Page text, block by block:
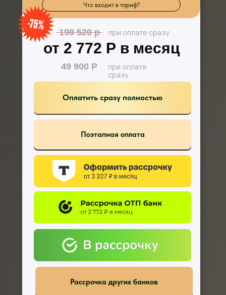
Оплатить сразу полностью
Поэтапная оплата
Рассрочка других банков
при оплате
сразу
49 900 Р
при оплате сразу
198 520 р
от 2 772 Р в месяц
Что входит в тариф?